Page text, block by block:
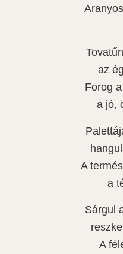
az
Forog
a jó,
A
a
Sárgul
A